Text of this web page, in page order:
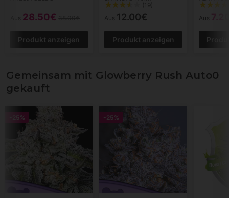
28.50€
Produkt anzeigen
(19)
Aus 12.00€
Produkt anzeigen
Aus
Gemeinsam mit Glowberry Rush Auto0
gekauft
-25% -25%